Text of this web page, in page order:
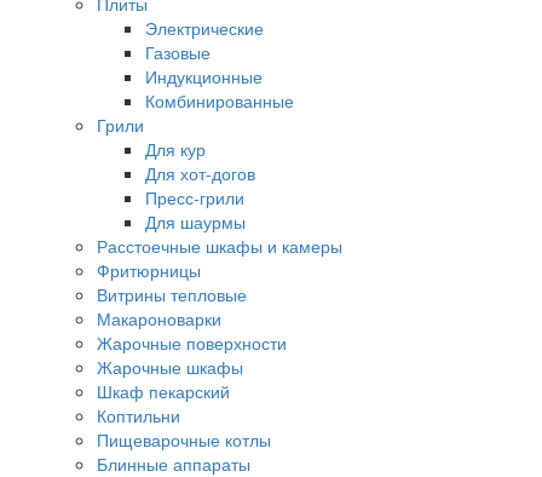
Электрические
Газовые
Индукционные
Комбинированные
Грили
Для кур
Для хот-догов
Пресс-грили
Для шаурмы
Расстоечные шкафы и камеры
Фритюрницы
Витрины тепловые
Макароноварки
Жарочные поверхности
Жарочные шкафы
Шкаф пекарский
Коптильни
Пищеварочные котлы
Блинные аппараты